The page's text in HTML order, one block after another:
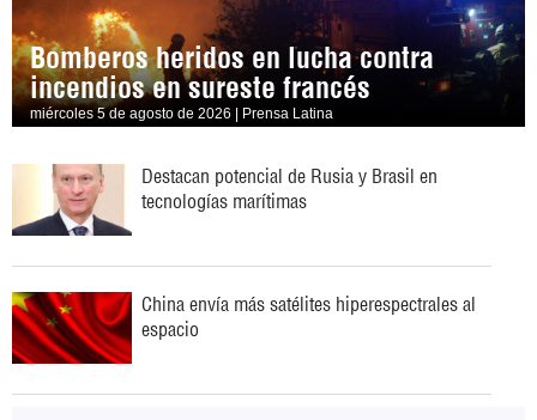
Bomberos heridos en lucha contra
incendios en sureste francés
miércoles 5 de agosto de 2026 | Prensa Latina
Destacan potencial de Rusia y Brasil en
tecnologías marítimas
China envía más satélites hiperespectrales al
espacio